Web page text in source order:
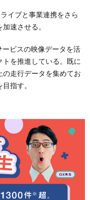
イブと事業連携をさら
速させる。
ビスの映像データを活
を推進している。既に
走行データを集めてお
指す。